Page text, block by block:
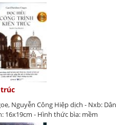
Nguyễn Công Hiệp dịch - Nxb: Dân
16x19cm - Hình thức bìa: mềm